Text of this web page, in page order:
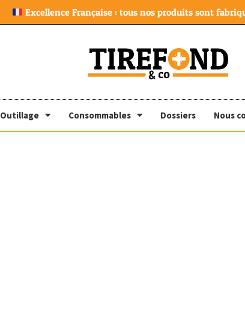
Excellence Française : tous nos produits sont
Outillage Consommables Dossiers Nous